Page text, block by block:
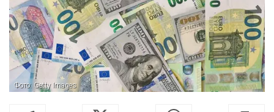
Фото: Getty Images